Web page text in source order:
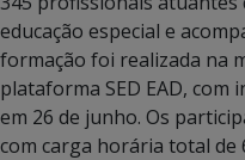
educação especial e
formação foi realizada na
plataforma SED EAD, com
em 26 de junho. Os
com carga horária total de